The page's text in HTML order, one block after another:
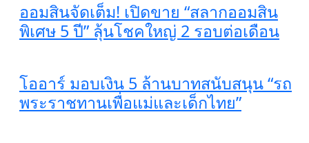
ออมสินจัดเต็ม! เปิดขาย “สลากออมสิน
พิเศษ 5 ปี” ลุ้นโชคใหญ่ 2 รอบต่อเดือน
โออาร์ มอบเงิน 5 ล้านบาทสนับสนุน “รถ
พระราชทานเพื่อแม่และเด็กไทย”